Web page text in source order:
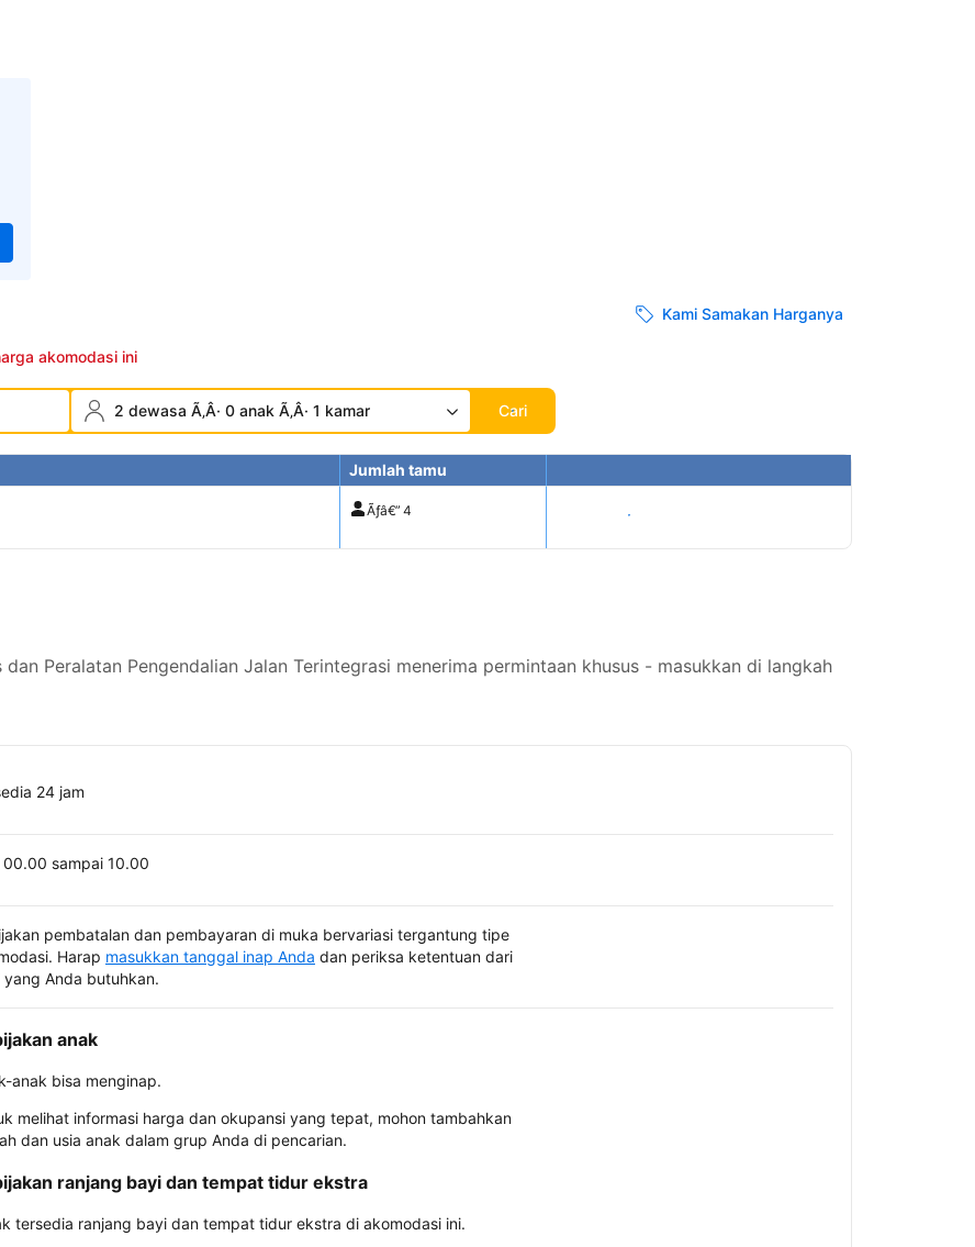
Kami Samakan Harganya
akomodasi ini
2 dewasa Ã‚Â· 0 anak Ã‚Â· 1 kamar Cari
Jumlah tamu
Ãƒâ€” 4 Tampilkan harga
Peralatan Pengendalian Jalan Terintegrasi menerima permintaan khusus - masukkan di langkah
24 jam
00.00 sampai 10.00
pembatalan dan pembayaran di muka bervariasi tergantung tipe
Harap masukkan tanggal inap Anda dan periksa ketentuan dari
yang Anda butuhkan.
anak
anak bisa menginap.
melihat informasi harga dan okupansi yang tepat, mohon tambahkan
dan usia anak dalam grup Anda di pencarian.
ranjang bayi dan tempat tidur ekstra
tersedia ranjang bayi dan tempat tidur ekstra di akomodasi ini.